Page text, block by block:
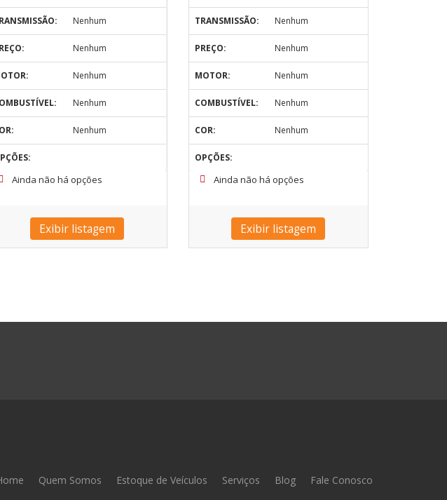
Nenhum
Nenhum
Nenhum
Nenhum
Nenhum
Ainda não há opções
Exibir listagem
TRANSMISSÃO: Nenhum
PREÇO: Nenhum
MOTOR: Nenhum
COMBUSTÍVEL: Nenhum
COR: Nenhum
OPÇÕES:
Ainda não há opções
Exibir listagem
Quem Somos Estoque de Veículos Serviços Blog Fale Conosco